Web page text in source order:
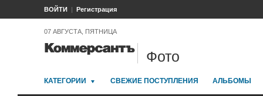
ВОЙТИ Регистрация
07 АВГУСТА, ПЯТНИЦА
Фото
КАТЕГОРИИ СВЕЖИЕ ПОСТУПЛЕНИЯ АЛЬБОМЫ